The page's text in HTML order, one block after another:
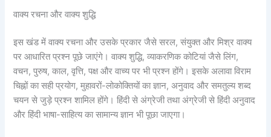
वाक्य रचना और वाक्य शुद्धि
इस खंड में वाक्य रचना और उसके प्रकार जैसे सरल, संयुक्त और मिश्र वाक्य
पर आधारित प्रश्न पूछे जाएंगे। वाक्य शुद्धि, व्याकरणिक कोटियां जैसे लिंग,
वचन, पुरुष, काल, वृत्ति, पक्ष और वाच्य पर भी प्रश्न होंगे। इसके अलावा विराम
चिह्नों का सही प्रयोग, मुहावरों-लोकोक्तियों का ज्ञान, अनुवाद और समतुल्य शब्द
चयन से जुड़े प्रश्न शामिल होंगे। हिंदी से अंग्रेजी तथा अंग्रेजी से हिंदी अनुवाद
और हिंदी भाषा-साहित्य का सामान्य ज्ञान भी पूछा जाएगा।